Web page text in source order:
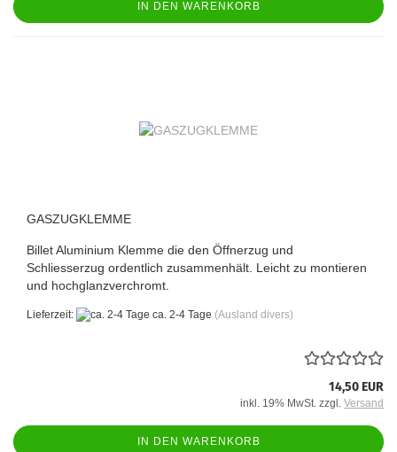
IN DEN WARENKORB
GASZUGKLEMME
Billet Aluminium Klemme die den Öffnerzug und
Schliesserzug ordentlich zusammenhält. Leicht zu montieren
und hochglanzverchromt.
Lieferzeit: ca. 2-4 Tage (Ausland divers)
14,50 EUR
inkl. 19% MwSt. zzgl. Versand
IN DEN WARENKORB